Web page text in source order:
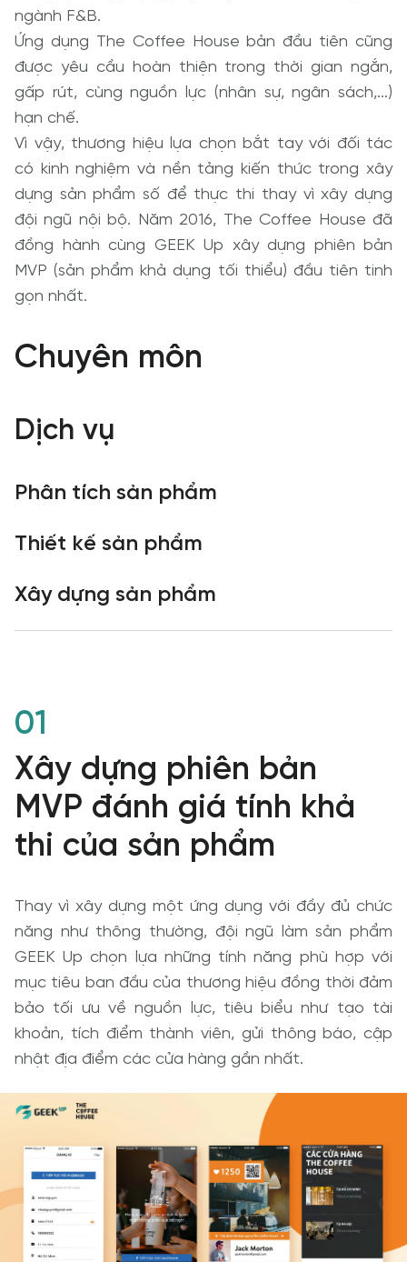
ngành F&B.
Ứng dụng The Coffee House bản đầu tiên cũng
được yêu cầu hoàn thiện trong thời gian ngắn,
gấp rút, cùng nguồn lực (nhân sự, ngân sách,...)
hạn chế.
Vì vậy, thương hiệu lựa chọn bắt tay với đối tác
có kinh nghiệm và nền tảng kiến thức trong xây
dựng sản phẩm số để thực thi thay vì xây dựng
đội ngũ nội bộ. Năm 2016, The Coffee House đã
đồng hành cùng GEEK Up xây dựng phiên bản
MVP (sản phẩm khả dụng tối thiểu) đầu tiên tinh
gọn nhất.
Chuyên môn
Dịch vụ
Phân tích sản phẩm
Thiết kế sản phẩm
Xây dựng sản phẩm
01
Xây dựng phiên bản
MVP đánh giá tính khả
thi của sản phẩm
Thay vì xây dựng một ứng dụng với đầy đủ chức
năng như thông thường, đội ngũ làm sản phẩm
GEEK Up chọn lựa những tính năng phù hợp với
mục tiêu ban đầu của thương hiệu đồng thời đảm
bảo tối ưu về nguồn lực, tiêu biểu như tạo tài
khoản, tích điểm thành viên, gửi thông báo, cập
nhật địa điểm các cửa hàng gần nhất.